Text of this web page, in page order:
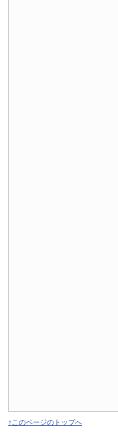
↑このページのトップへ